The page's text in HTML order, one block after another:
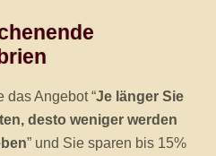
das Angebot “Je länger Sie
desto weniger werden
” und Sie sparen bis 15%